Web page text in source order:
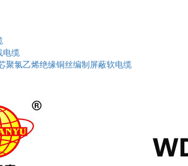
电缆
聚氯乙烯绝缘铜丝编制屏蔽软电缆